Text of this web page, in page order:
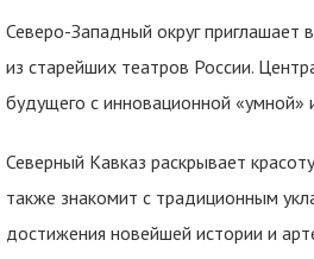
Северо-Западный округ
из старейших театров России.
будущего с инновационной «умной»
Северный Кавказ раскрывает
также знакомит с традиционным
достижения новейшей истории и